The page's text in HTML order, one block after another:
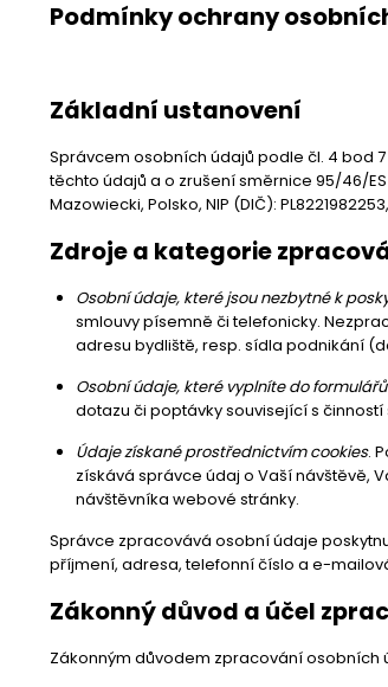
Podmínky ochrany
Základní ustanovení
Správcem osobních údajů podle čl. 4 bod
těchto údajů a o zrušení směrnice 95/46/
Mazowiecki, Polsko, NIP (DIČ):
Zdroje a kategorie
Osobní údaje, které jsou nezbytné k
smlouvy písemně či telefonicky.
adresu bydliště, resp. sídla podnikání
Osobní údaje, které vyplníte do
dotazu či poptávky související s
Údaje získané prostřednictvím cookies.
získává správce údaj o Vaší návštěvě,
návštěvníka webové stránky.
Správce zpracovává osobní údaje
příjmení, adresa, telefonní číslo a e-
Zákonný důvod a účel
Zákonným důvodem zpracování osobních